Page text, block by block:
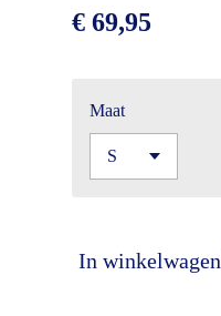
€ 69,95
Maat
In winkelwagen